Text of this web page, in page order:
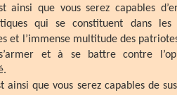
ainsi que vous serez capables
qui se constituent dans
et l’immense multitude des
et à se battre contre
ainsi que vous serez capables de